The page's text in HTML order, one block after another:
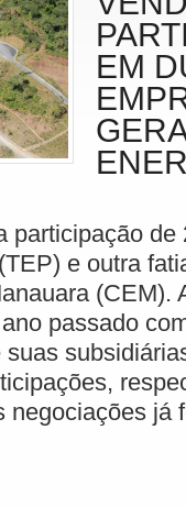
EM
participação de
e outra
(CEM).
passado
negociações já